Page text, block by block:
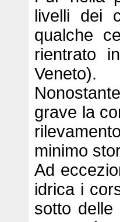
livelli dei
qualche
rientrato
Veneto).
grave la
minimo
Ad
idrica i
sotto